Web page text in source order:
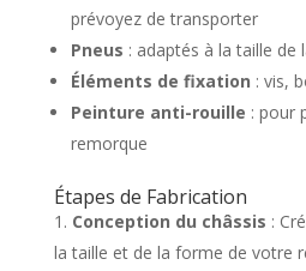
prévoyez de transporter
Pneus : adaptés à la taille de
Éléments de fixation : vis,
Peinture anti-rouille : pour
remorque
Étapes de Fabrication
Conception du châssis :
la taille et de la forme de votre